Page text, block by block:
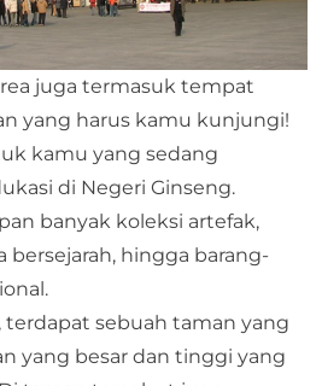
juga termasuk tempat
yang harus kamu kunjungi!
kamu yang sedang
di Negeri Ginseng.
banyak koleksi artefak,
bersejarah, hingga barang-
terdapat sebuah taman yang
yang besar dan tinggi yang